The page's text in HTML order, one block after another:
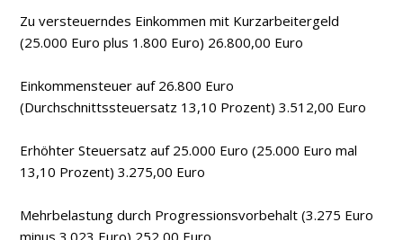
Zu versteuerndes Einkommen mit Kurzarbeitergeld
(25.000 Euro plus 1.800 Euro) 26.800,00 Euro
Einkommensteuer auf 26.800 Euro
(Durchschnittssteuersatz 13,10 Prozent) 3.512,00 Euro
Erhöhter Steuersatz auf 25.000 Euro (25.000 Euro mal
13,10 Prozent) 3.275,00 Euro
Mehrbelastung durch Progressionsvorbehalt (3.275 Euro